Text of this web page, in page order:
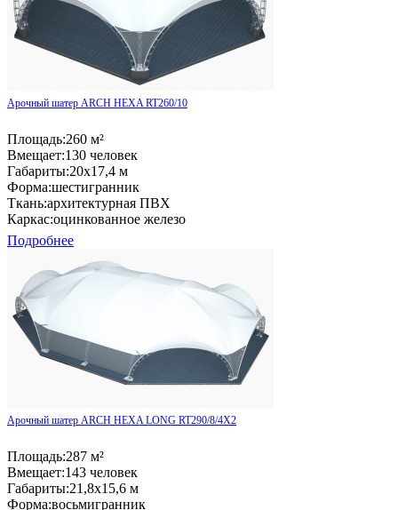
Арочный шатер ARCH HEXA RT260/10
Площадь:260 м²
Вмещает:130 человек
Габариты:20x17,4 м
Форма:шестигранник
Ткань:архитектурная ПВХ
Каркас:оцинкованное железо
Подробнее
Арочный шатер ARCH HEXA LONG RT290/8/4X2
Площадь:287 м²
Вмещает:143 человек
Габариты:21,8x15,6 м
Форма:восьмигранник